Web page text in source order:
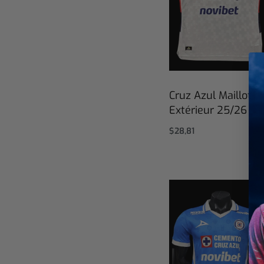
Cruz Azul Maillot
Extérieur 25/26
$28,81